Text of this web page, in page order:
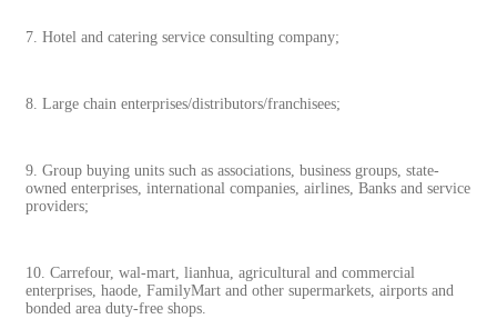
7. Hotel and catering service consulting company;
8. Large chain enterprises/distributors/franchisees;
9. Group buying units such as associations, business groups, state-
owned enterprises, international companies, airlines, Banks and service
providers;
10. Carrefour, wal-mart, lianhua, agricultural and commercial
enterprises, haode, FamilyMart and other supermarkets, airports and
bonded area duty-free shops.